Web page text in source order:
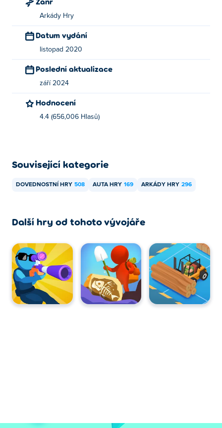
Arkády Hry
Datum vydání
listopad 2020
Poslední aktualizace
září 2024
Hodnocení
4.4 (656,006 Hlasů)
Související kategorie
DOVEDNOSTNÍ HRY 508 AUTA HRY 169 ARKÁDY HRY 296
Další hry od tohoto vývojáře